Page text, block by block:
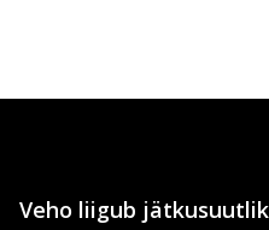
Veho liigub